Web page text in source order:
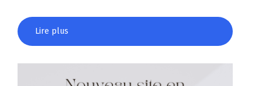
Lire plus